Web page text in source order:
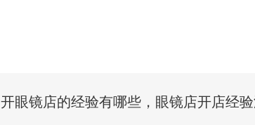
开眼镜店的经验有哪些，眼镜店开店经